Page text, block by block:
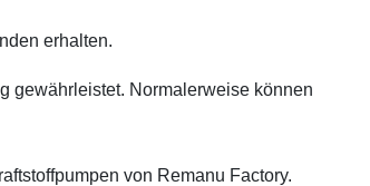
erhalten.
gewährleistet. Normalerweise können
von Remanu Factory.